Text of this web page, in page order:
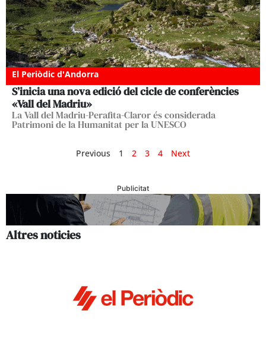
El Periòdic d'Andorra
S’inicia una nova edició del cicle de conferències
«Vall del Madriu»
La Vall del Madriu-Perafita-Claror és considerada
Patrimoni de la Humanitat per la UNESCO
Previous 1 2 3 4 Next
Publicitat
Altres noticies